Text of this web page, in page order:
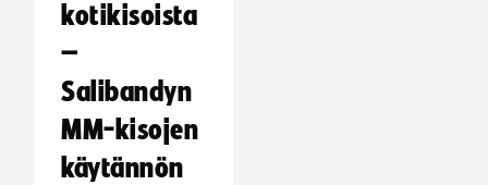
kotikisoista
–
Salibandyn
MM-kisojen
käytännön